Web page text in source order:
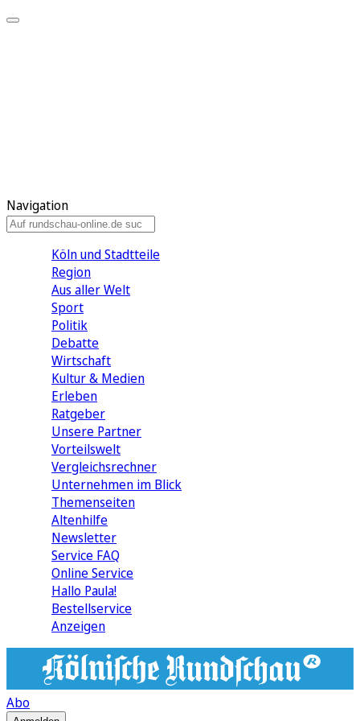
Navigation
Köln und Stadtteile
Region
Aus aller Welt
Sport
Politik
Debatte
Wirtschaft
Kultur & Medien
Erleben
Ratgeber
Unsere Partner
Vorteilswelt
Vergleichsrechner
Unternehmen im Blick
Themenseiten
Altenhilfe
Newsletter
Service FAQ
Online Service
Hallo Paula!
Bestellservice
Anzeigen
Abo